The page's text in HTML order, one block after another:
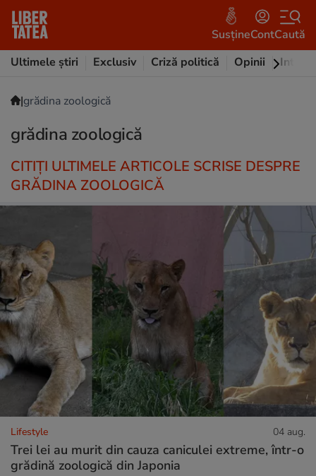
SusțineContCaută
Ultimele știri
Exclusiv Criză politică Opinii
|grădina zoologică
grădina zoologică
CITIȚI ULTIMELE ARTICOLE SCRISE DESPRE
GRĂDINA ZOOLOGICĂ
Lifestyle 04 aug.
Trei lei au murit din cauza caniculei extreme, într-o
grădină zoologică din Japonia